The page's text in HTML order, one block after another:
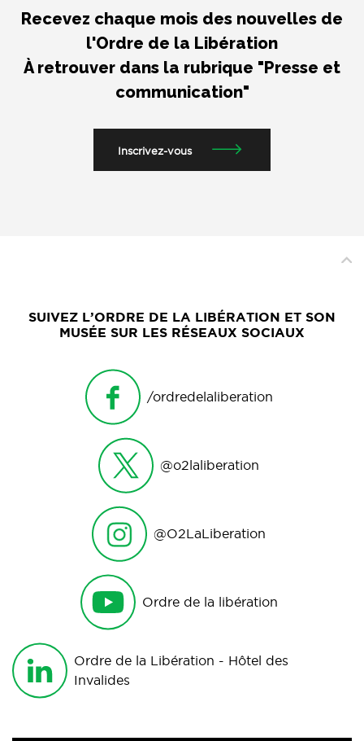
Recevez chaque mois des nouvelles de
l'Ordre de la Libération
À retrouver dans la rubrique "Presse et
communication"
Inscrivez-vous
SUIVEZ L’ORDRE DE LA LIBÉRATION ET SON
MUSÉE SUR LES RÉSEAUX SOCIAUX
/ordredelaliberation
@o2laliberation
@O2LaLiberation
Ordre de la libération
Ordre de la Libération - Hôtel des
Invalides